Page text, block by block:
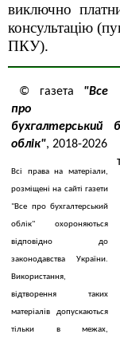
виключно
консультацію
ПКУ).
© газета "Все
про
бухгалтерський
облік", 2018-2026
Всі права на матеріали,
розміщені на сайті газети
"Все про бухгалтерський
облік" охороняються
відповідно до
законодавства України.
Використання,
відтворення таких
матеріалів допускаються
тільки в межах,